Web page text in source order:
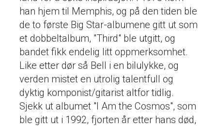
han hjem til Memphis, og på den tiden ble
de to første Big Star-albumene gitt ut som
et dobbeltalbum, "Third" ble utgitt, og
bandet fikk endelig litt oppmerksomhet.
Like etter dør så Bell i en bilulykke, og
verden mistet en utrolig talentfull og
dyktig komponist/gitarist altfor tidlig.
Sjekk ut albumet "I Am the Cosmos", som
ble gitt ut i 1992, fjorten år etter hans død,